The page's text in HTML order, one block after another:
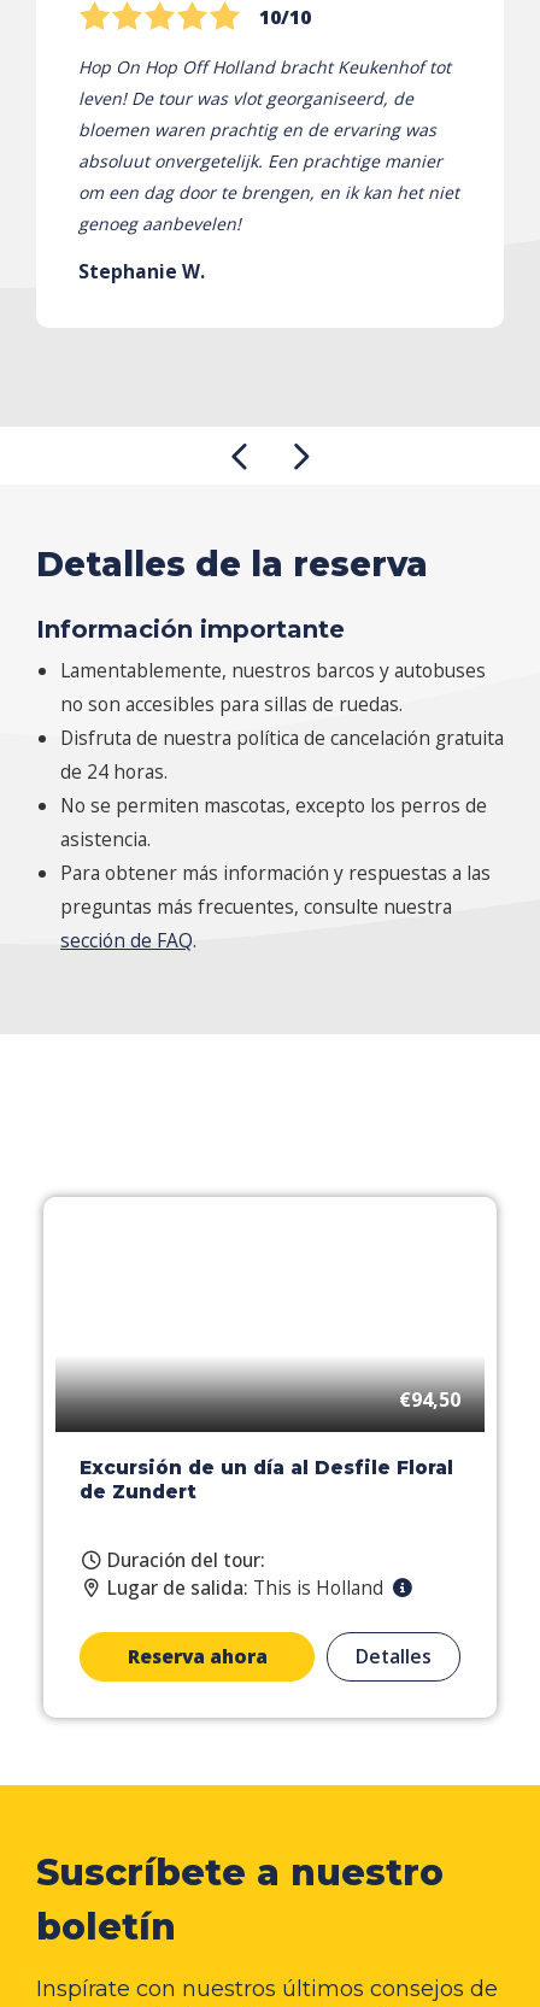
10/10
Hop On Hop Off Holland bracht Keukenhof tot
leven! De tour was vlot georganiseerd, de
bloemen waren prachtig en de ervaring was
absoluut onvergetelijk. Een prachtige manier
om een ​​dag door te brengen, en ik kan het niet
genoeg aanbevelen!
Stephanie W.
Detalles de la reserva
Información importante
Lamentablemente, nuestros barcos y autobuses
no son accesibles para sillas de ruedas.
Disfruta de nuestra política de cancelación gratuita
de 24 horas.
No se permiten mascotas, excepto los perros de
asistencia.
Para obtener más información y respuestas a las
preguntas más frecuentes, consulte nuestra
sección de FAQ.
€94,50
Excursión de un día al Desfile Floral
de Zundert
Duración del tour:
Lugar de salida: This is Holland
Reserva ahora Detalles
Suscríbete a nuestro
boletín
Inspírate con nuestros últimos consejos de